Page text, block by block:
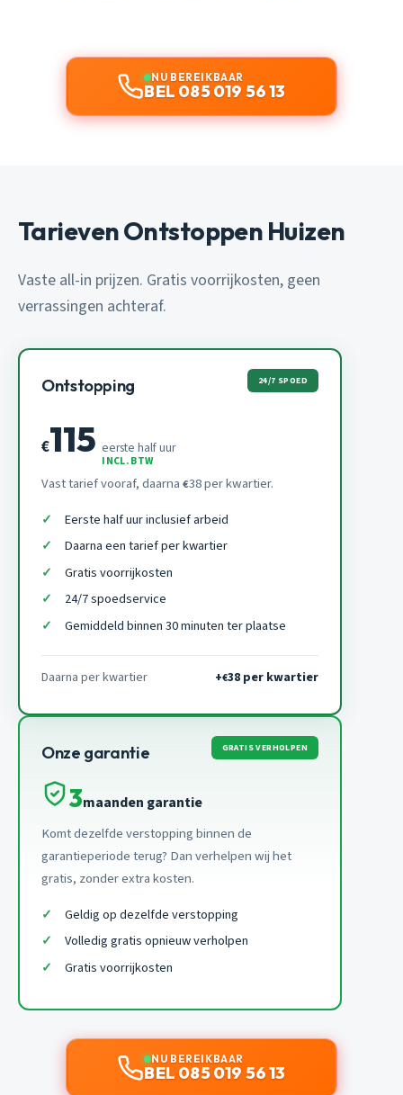
NU BEREIKBAAR
BEL 085 019 56 13
Tarieven Ontstoppen Huizen
Vaste all-in prijzen. Gratis voorrijkosten, geen
verrassingen achteraf.
Ontstopping 24/7 SPOED
€115 eerste half uur
INCL. BTW
Vast tarief vooraf, daarna €38 per kwartier.
Eerste half uur inclusief arbeid
Daarna een tarief per kwartier
Gratis voorrijkosten
24/7 spoedservice
Gemiddeld binnen 30 minuten ter plaatse
Daarna per kwartier +€38 per kwartier
Onze garantie GRATIS VERHOLPEN
3maanden garantie
Komt dezelfde verstopping binnen de
garantieperiode terug? Dan verhelpen wij het
gratis, zonder extra kosten.
Geldig op dezelfde verstopping
Volledig gratis opnieuw verholpen
Gratis voorrijkosten
NU BEREIKBAAR
BEL 085 019 56 13